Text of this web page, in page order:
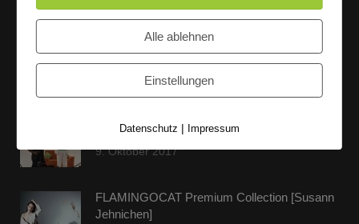
60 Jahre WG UNITAS eG [Scholz & Heinz]
9. Oktober 2017
FLAMINGOCAT Premium Collection [Susann
Jehnichen]
Alle ablehnen
Einstellungen
Datenschutz | Impressum